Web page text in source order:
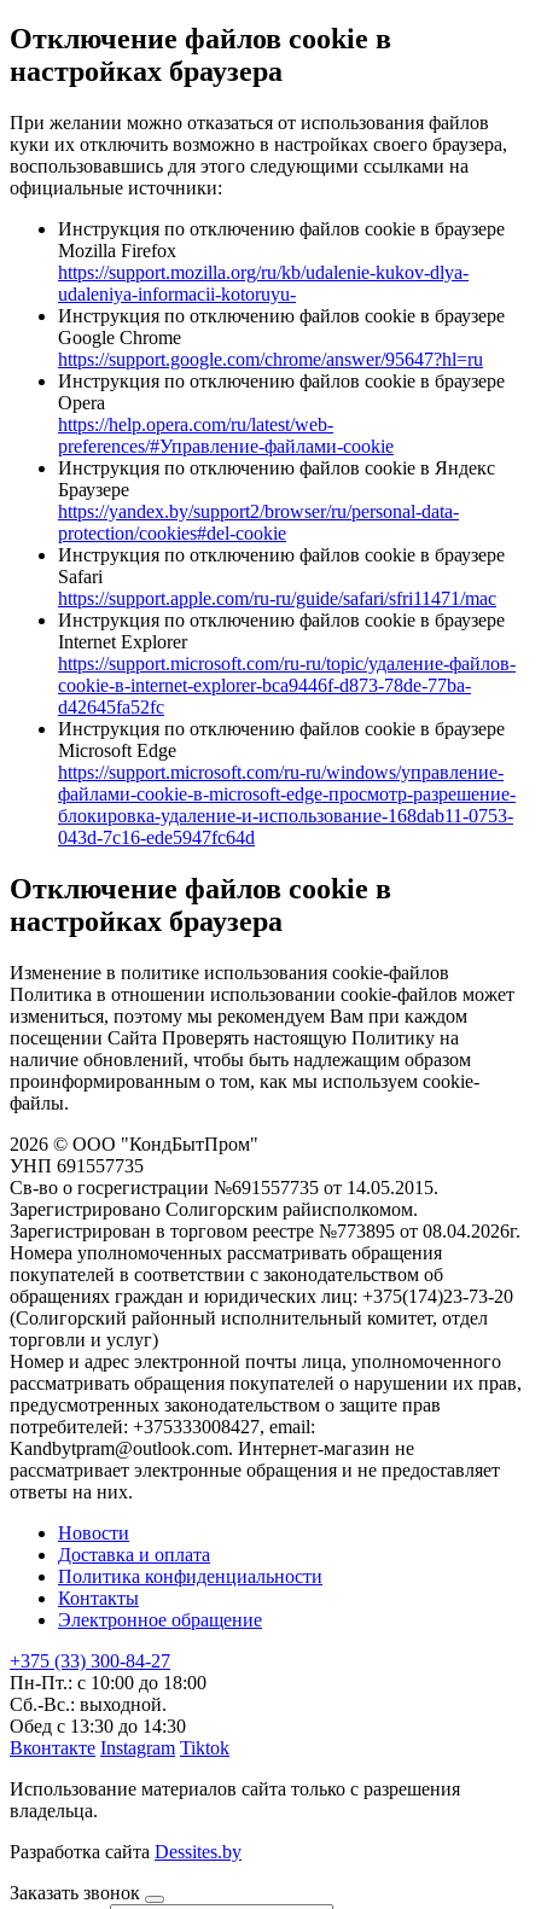
Отключение файлов cookie в
настройках браузера
При желании можно отказаться от использования файлов
куки их отключить возможно в настройках своего браузера,
воспользовавшись для этого следующими ссылками на
официальные источники:
Инструкция по отключению файлов cookie в браузере
Mozilla Firefox
https://support.mozilla.org/ru/kb/udalenie-kukov-dlya-
udaleniya-informacii-kotoruyu-
Инструкция по отключению файлов cookie в браузере
Google Chrome
https://support.google.com/chrome/answer/95647?hl=ru
Инструкция по отключению файлов cookie в браузере
Opera
https://help.opera.com/ru/latest/web-
preferences/#Управление-файлами-cookie
Инструкция по отключению файлов cookie в Яндекс
Браузере
https://yandex.by/support2/browser/ru/personal-data-
protection/cookies#del-cookie
Инструкция по отключению файлов cookie в браузере
Safari
https://support.apple.com/ru-ru/guide/safari/sfri11471/mac
Инструкция по отключению файлов cookie в браузере
Internet Explorer
https://support.microsoft.com/ru-ru/topic/удаление-файлов-
cookie-в-internet-explorer-bca9446f-d873-78de-77ba-
d42645fa52fc
Инструкция по отключению файлов cookie в браузере
Microsoft Edge
https://support.microsoft.com/ru-ru/windows/управление-
файлами-cookie-в-microsoft-edge-просмотр-разрешение-
блокировка-удаление-и-использование-168dab11-0753-
043d-7c16-ede5947fc64d
Отключение файлов cookie в
настройках браузера
Изменение в политике использования cookie-файлов
Политика в отношении использовании cookie-файлов может
измениться, поэтому мы рекомендуем Вам при каждом
посещении Сайта Проверять настоящую Политику на
наличие обновлений, чтобы быть надлежащим образом
проинформированным о том, как мы используем cookie-
файлы.
2026 © ООО "КондБытПром"
УНП 691557735
Св-во о госрегистрации №691557735 от 14.05.2015.
Зарегистрировано Солигорским райисполкомом.
Зарегистрирован в торговом реестре №773895 от 08.04.2026г.
Номера уполномоченных рассматривать обращения
покупателей в соответствии с законодательством об
обращениях граждан и юридических лиц: +375(174)23-73-20
(Солигорский районный исполнительный комитет, отдел
торговли и услуг)
Номер и адрес электронной почты лица, уполномоченного
рассматривать обращения покупателей о нарушении их прав,
предусмотренных законодательством о защите прав
потребителей: +375333008427, email:
Kandbytpram@outlook.com. Интернет-магазин не
рассматривает электронные обращения и не предоставляет
ответы на них.
Новости
Доставка и оплата
Политика конфиденциальности
Контакты
Электронное обращение
+375 (33) 300-84-27
Пн-Пт.: с 10:00 до 18:00
Сб.-Вс.: выходной.
Обед с 13:30 до 14:30
Вконтакте Instagram Tiktok
Использование материалов сайта только с разрешения
владельца.
Разработка сайта Dessites.by
Заказать звонок